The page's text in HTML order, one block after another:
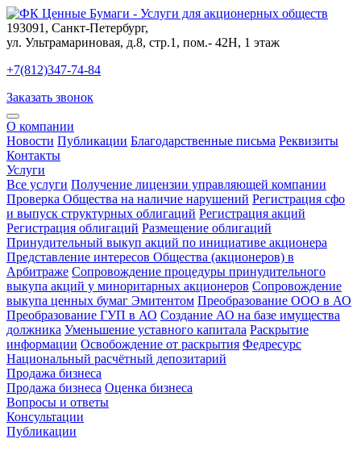
193091 , Санкт-Петербург,
ул. Ультрамариновая, д.8, стр.1, пом.- 42Н, 1 этаж
+7(812)347-74-84
Заказать звонок
О компании
Новости Публикации Благодарственные письма Реквизиты
Контакты
Услуги
Все услуги Получение лицензии управляющей компании
Проверка Общества на наличие нарушений Регистрация сфо
и выпуск структурных облигаций Регистрация акций
Регистрация облигаций Размещение облигаций
Принудительный выкуп акций по инициативе акционера
Представление интересов Общества (акционеров) в
Арбитраже Сопровождение процедуры принудительного
выкупа акций у миноритарных акционеров Сопровождение
выкупа ценных бумаг Эмитентом Преобразование ООО в АО
Преобразование ГУП в АО Создание АО на базе имущества
должника Уменьшение уставного капитала Раскрытие
информации Освобождение от раскрытия Федресурс
Национальный расчётный депозитарий
Продажа бизнеса
Продажа бизнеса Оценка бизнеса
Вопросы и ответы
Консультации
Публикации